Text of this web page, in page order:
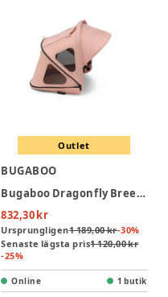
Outlet
BUGABOO
Bugaboo Dragonfly Breezy Sufflett - Rosa
832,30 kr
Ursprungligen1 189,00 kr-30%
Senaste lägsta pris1 120,00 kr
-25%
Online 1 butik